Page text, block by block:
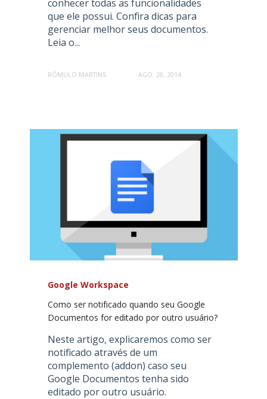
conhecer todas as funcionalidades
que ele possui. Confira dicas para
gerenciar melhor seus documentos.
Leia o...
RÔMULO MARTINS AGO. 28, 2014
Google Workspace
Como ser notificado quando seu Google
Documentos for editado por outro usuário?
Neste artigo, explicaremos como ser
notificado através de um
complemento (addon) caso seu
Google Documentos tenha sido
editado por outro usuário.